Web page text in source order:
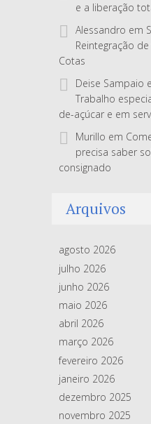
e a liberação
Alessandro em
Reintegração de
Cotas
Deise Sampaio
Trabalho
de-açúcar e em
Murillo em
precisa saber
consignado
Arquivos
agosto 2026
julho 2026
junho 2026
maio 2026
abril 2026
março 2026
fevereiro 2026
janeiro 2026
dezembro 2025
novembro 2025